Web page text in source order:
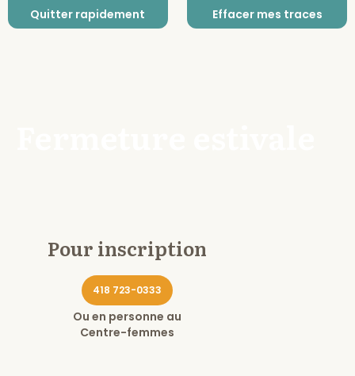
Quitter rapidement Effacer mes traces
Pour inscription
418 723-0333
Ou en personne au
Centre-femmes